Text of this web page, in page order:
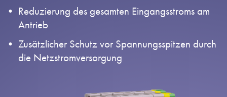
Reduzierung des gesamten Eingangsstroms am
Antrieb
Zusätzlicher Schutz vor Spannungsspitzen durch
die Netzstromversorgung
Unternehmen
Datenschutzrichtlinie
iSource